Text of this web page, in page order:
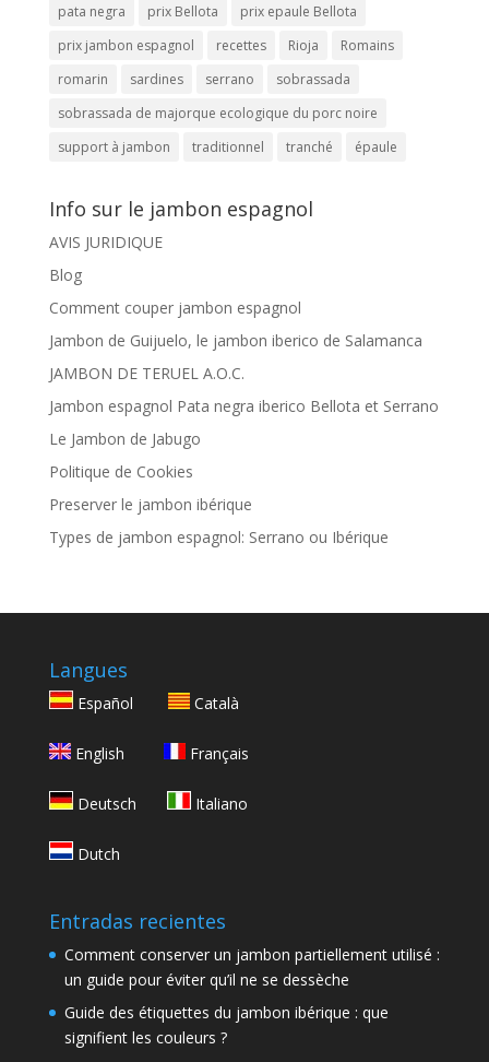
pata negra
prix Bellota
prix epaule Bellota
prix jambon espagnol
recettes Rioja
Romains
romarin
sardines serrano
sobrassada
sobrassada de majorque ecologique du porc noire
support à jambon
traditionnel tranché épaule
Info sur le jambon espagnol
AVIS JURIDIQUE
Blog
Comment couper jambon espagnol
Jambon de Guijuelo, le jambon iberico de Salamanca
JAMBON DE TERUEL A.O.C.
Jambon espagnol Pata negra iberico Bellota et Serrano
Le Jambon de Jabugo
Politique de Cookies
Preserver le jambon ibérique
Types de jambon espagnol: Serrano ou Ibérique
Langues
Español Català
English Français
Deutsch Italiano
Dutch
Entradas recientes
Comment conserver un jambon partiellement utilisé :
un guide pour éviter qu’il ne se dessèche
Guide des étiquettes du jambon ibérique : que
signifient les couleurs ?